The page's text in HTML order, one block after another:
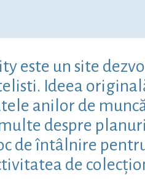
este un site
Ideea
anilor de
despre
de întâlnire
de